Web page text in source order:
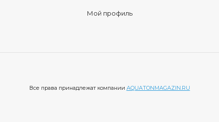
Мой профиль
Все права принадлежат компании AQUATONMAGAZIN.RU